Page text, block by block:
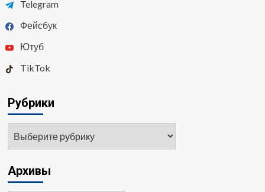
Telegram
Фейсбук
Ютуб
TikTok
Рубрики
Архивы